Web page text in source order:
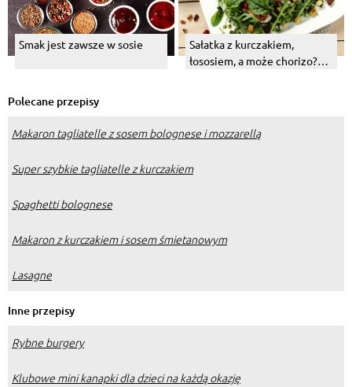
Smak jest zawsze w sosie
Sałatka z kurczakiem,
łososiem, a może chorizo?
Polecane przepisy
Makaron tagliatelle z sosem bolognese i mozzarellą
Super szybkie tagliatelle z kurczakiem
Spaghetti bolognese
Makaron z kurczakiem i sosem śmietanowym
Lasagne
Inne przepisy
Rybne burgery
Klubowe mini kanapki dla dzieci na każdą okazję